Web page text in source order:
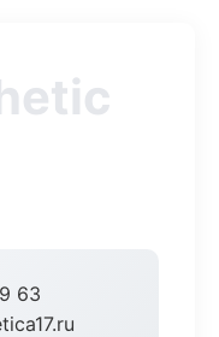
63